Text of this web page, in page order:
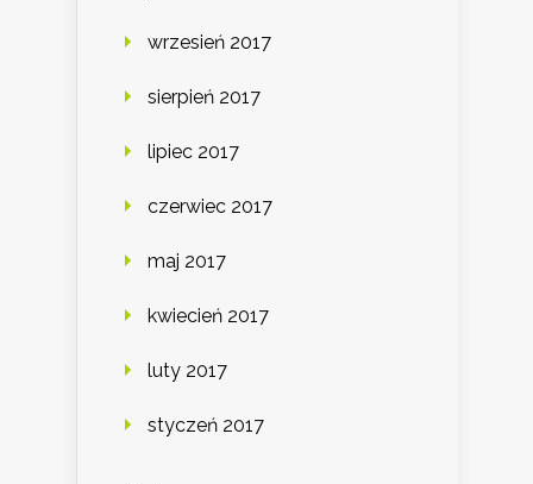
wrzesień 2017
sierpień 2017
lipiec 2017
czerwiec 2017
maj 2017
kwiecień 2017
luty 2017
styczeń 2017